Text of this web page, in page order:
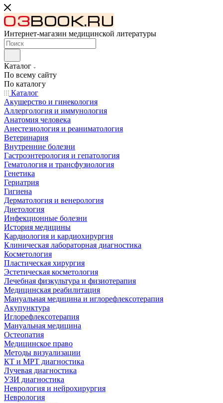
Интернет-магазин медицинской литературы
Каталог
По всему сайту
По каталогу
Каталог
Акушерство и гинекология
Аллергология и иммунология
Анатомия человека
Анестезиология и реаниматология
Ветеринария
Внутренние болезни
Гастроэнтерология и гепатология
Гематология и трансфузиология
Генетика
Гериатрия
Гигиена
Дерматология и венерология
Диетология
Инфекционные болезни
История медицины
Кардиология и кардиохирургия
Клиническая лабораторная диагностика
Косметология
Пластическая хирургия
Эстетическая косметология
Лечебная физкультура и физиотерапия
Медицинская реабилитация
Мануальная медицина и иглорефлексотерапия
Акупунктура
Иглорефлексотерапия
Мануальная медицина
Остеопатия
Медицинское право
Методы визуализации
КТ и МРТ диагностика
Лучевая диагностика
УЗИ диагностика
Неврология и нейрохирургия
Неврология